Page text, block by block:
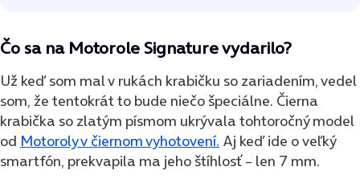
Čo sa na Motorole Signature vydarilo?
Už keď som mal v rukách krabičku so zariadením, vedel
som, že tentokrát to bude niečo špeciálne. Čierna
krabička so zlatým písmom ukrývala tohtoročný model
od Motoroly v čiernom vyhotovení. Aj keď ide o veľký
smartfón, prekvapila ma jeho štíhlosť – len 7 mm.